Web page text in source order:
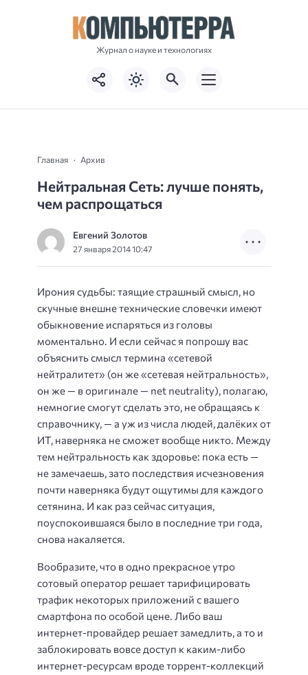
Журнал о науке и технологиях
Главная Архив
Нейтральная Сеть: лучше понять,
чем распрощаться
Евгений Золотов
27 января 2014 10:47
Ирония судьбы: таящие страшный смысл, но
скучные внешне технические словечки имеют
обыкновение испаряться из головы
моментально. И если сейчас я попрошу вас
объяснить смысл термина «сетевой
нейтралитет» (он же «сетевая нейтральность»,
он же — в оригинале — net neutrality), полагаю,
немногие смогут сделать это, не обращаясь к
справочнику, — а уж из числа людей, далёких от
ИТ, наверняка не сможет вообще никто. Между
тем нейтральность как здоровье: пока есть —
не замечаешь, зато последствия исчезновения
почти наверняка будут ощутимы для каждого
сетянина. И как раз сейчас ситуация,
поуспокоившаяся было в последние три года,
снова накаляется.
Вообразите, что в одно прекрасное утро
сотовый оператор решает тарифицировать
трафик некоторых приложений с вашего
смартфона по особой цене. Либо ваш
интернет-провайдер решает замедлить, а то и
заблокировать вовсе доступ к каким-либо
интернет-ресурсам вроде торрент-коллекций